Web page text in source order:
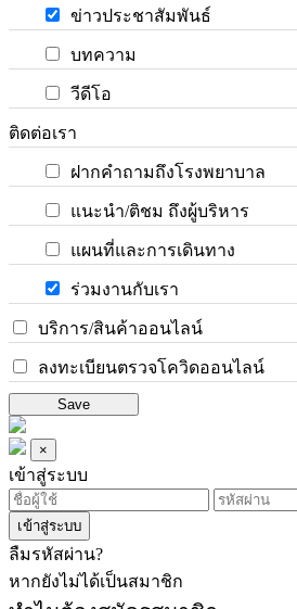
ข่าวประชาสัมพันธ์
บทความ
วีดีโอ
ติดต่อเรา
ฝากคำถามถึงโรงพยาบาล
แนะนำ/ติชม ถึงผู้บริหาร
แผนที่และการเดินทาง
ร่วมงานกับเรา
บริการ/สินค้าออนไลน์
ลงทะเบียนตรวจโควิดออนไลน์
Save
×
เข้าสู่ระบบ
เข้าสู่ระบบ
ลืมรหัสผ่าน?
หากยังไม่ได้เป็นสมาชิก